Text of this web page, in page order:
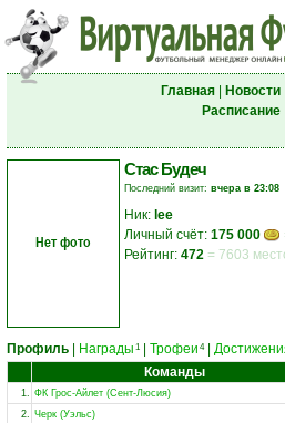
Главная| Новости|
Расписание|
Нет фото
Стас Будеч
Последний визит: вчера в 23:08
Ник: lee
Личный счёт: 175 000
Рейтинг: 472 = 7603
Профиль Награды 1 Трофеи 4|
Команды
1. ФК Грос-Айлет (Сент-Люсия)
2. Черк (Уэльс)